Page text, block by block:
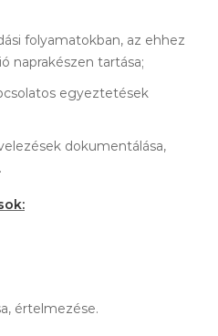
folyamatokban, az ehhez
naprakészen tartása;
egyeztetések
dokumentálása,
értelmezése.